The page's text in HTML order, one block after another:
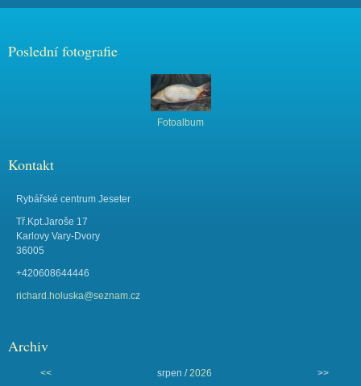
Poslední fotografie
Fotoalbum
Kontakt
Rybářské centrum Jeseter
Tř.Kpt.Jaroše 17
Karlovy Vary-Dvory
36005
+420608644446
richard.holuska@seznam.cz
Archiv
<< srpen /2026 >>